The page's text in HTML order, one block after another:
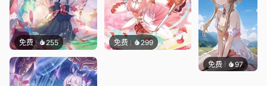
免费 255 免费 299
免费 97渔小小